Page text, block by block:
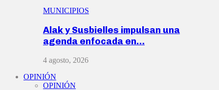
MUNICIPIOS
Alak y Susbielles impulsan una
agenda enfocada en…
4 agosto, 2026
OPINIÓN
OPINIÓN